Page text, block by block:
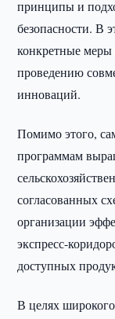
принципы и
безопасности. В
конкретные
проведению
инноваций.
Помимо этого,
программам
согласованных
организации
экспресс-
доступных
В целях